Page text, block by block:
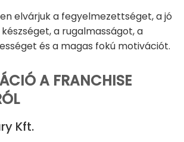
elvárjuk a fegyelmezettséget, a jó
a rugalmasságot, a
és a magas fokú motivációt.
A FRANCHISE
Kft.